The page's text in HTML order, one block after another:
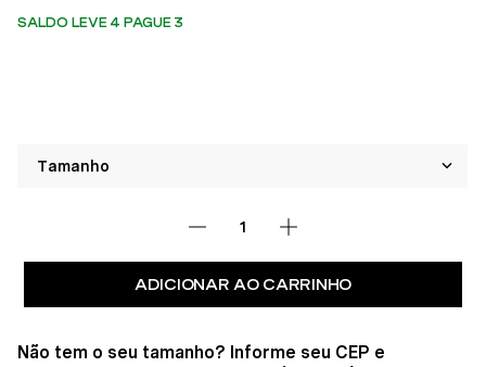
SALDO LEVE 4 PAGUE 3
ADICIONAR AO CARRINHO
Não tem o seu tamanho? Informe seu CEP e